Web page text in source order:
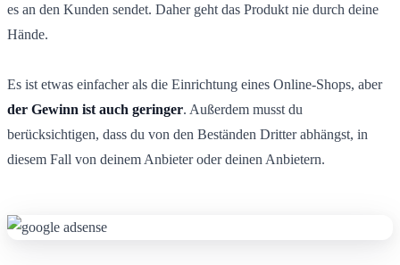
es an den Kunden sendet. Daher geht das Produkt nie durch deine
Hände.
Es ist etwas einfacher als die Einrichtung eines Online-Shops, aber
der Gewinn ist auch geringer. Außerdem musst du
berücksichtigen, dass du von den Beständen Dritter abhängst, in
diesem Fall von deinem Anbieter oder deinen Anbietern.